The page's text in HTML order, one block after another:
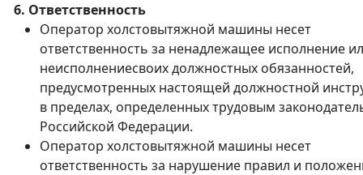
6. Ответственность
Оператор холстовытяжной машины несет
ответственность за ненадлежащее исполнение
неисполнениесвоих должностных обязанностей,
предусмотренных настоящей должностной
в пределах, определенных трудовым
Российской Федерации.
Оператор холстовытяжной машины несет
ответственность за нарушение правил и